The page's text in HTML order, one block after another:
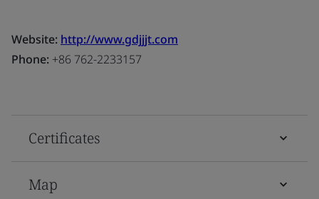
Website: http://www.gdjjjt.com
Phone: +86 762-2233157
Certificates
Map